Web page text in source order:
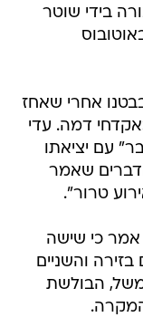
בידי שוטר
אחרי שאחז
דמה. עדי
עם יציאתו
שאמר
טרור".
אמר כי שישה
והשניים
הבולשת